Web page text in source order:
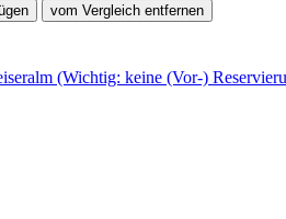
vom Vergleich entfernen
(Wichtig: keine (Vor-)